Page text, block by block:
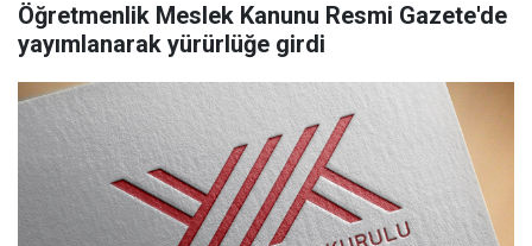
Öğretmenlik Meslek Kanunu Resmi Gazete'de
yayımlanarak yürürlüğe girdi